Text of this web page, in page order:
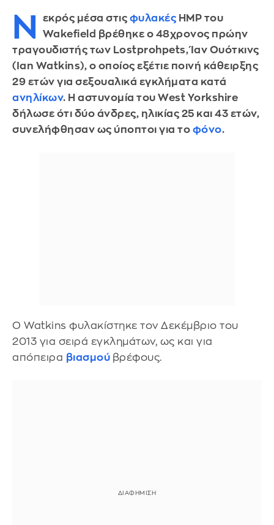
Ν εκρός μέσα στις φυλακές HMP του
Wakefield βρέθηκε ο 48χρονος πρώην
τραγουδιστής των Lostprohpets, Ίαν Ουότκινς
(Ian Watkins), ο οποίος εξέτιε ποινή κάθειρξης
29 ετών για σεξουαλικά εγκλήματα κατά
ανηλίκων. Η αστυνομία του West Yorkshire
δήλωσε ότι δύο άνδρες, ηλικίας 25 και 43 ετών,
συνελήφθησαν ως ύποπτοι για το φόνο.
Ο Watkins φυλακίστηκε τον Δεκέμβριο του
2013 για σειρά εγκλημάτων, ως και για
απόπειρα βιασμού βρέφους.